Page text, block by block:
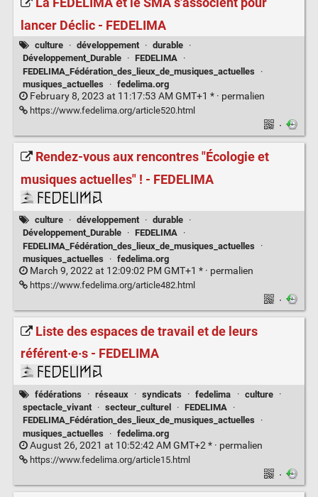
lancer Déclic - FEDELIMA
culture · développement · durable ·
Développement_Durable
· FEDELIMA
·
FEDELIMA_Fédération_des_lieux_de_musiques_actuelles
·
musiques_actuelles
· fedelima.org
February 8, 2023 at 11:17:53 AM GMT+1 * · permalien
https://www.fedelima.org/article520.html
·
Rendez-vous aux rencontres "Écologie et
musiques actuelles" ! - FEDELIMA
culture · développement · durable ·
Développement_Durable
· FEDELIMA
·
FEDELIMA_Fédération_des_lieux_de_musiques_actuelles
·
musiques_actuelles
· fedelima.org
March 9, 2022 at 12:09:02 PM GMT+1 * · permalien
https://www.fedelima.org/article482.html
·
Liste des espaces de travail et de leurs
référent·e·s - FEDELIMA
fédérations · réseaux · syndicats · fedelima · culture
·
spectacle_vivant
· secteur_culturel · FEDELIMA ·
FEDELIMA_Fédération_des_lieux_de_musiques_actuelles
·
musiques_actuelles
· fedelima.org
August 26, 2021 at 10:52:42 AM GMT+2 * · permalien
https://www.fedelima.org/article15.html
·